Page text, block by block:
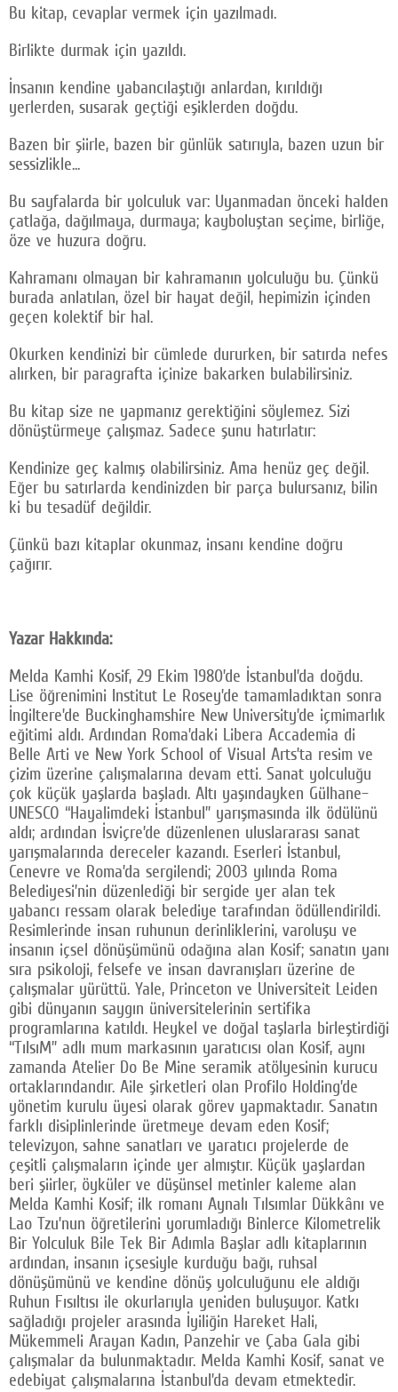
Bu kitap, cevaplar vermek için yazılmadı.
Birlikte durmak için yazıldı.
İnsanın kendine yabancılaştığı anlardan, kırıldığı
yerlerden, susarak geçtiği eşiklerden doğdu.
Bazen bir şiirle, bazen bir günlük satırıyla, bazen uzun bir
sessizlikle...
Bu sayfalarda bir yolculuk var: Uyanmadan önceki halden
çatlağa, dağılmaya, durmaya; kayboluştan seçime, birliğe,
öze ve huzura doğru.
Kahramanı olmayan bir kahramanın yolculuğu bu. Çünkü
burada anlatılan, özel bir hayat değil, hepimizin içinden
geçen kolektif bir hal.
Okurken kendinizi bir cümlede dururken, bir satırda nefes
alırken, bir paragrafta içinize bakarken bulabilirsiniz.
Bu kitap size ne yapmanız gerektiğini söylemez. Sizi
dönüştürmeye çalışmaz. Sadece şunu hatırlatır:
Kendinize geç kalmış olabilirsiniz. Ama henüz geç değil.
Eğer bu satırlarda kendinizden bir parça bulursanız, bilin
ki bu tesadüf değildir.
Çünkü bazı kitaplar okunmaz, insanı kendine doğru
çağırır.
Yazar Hakkında:
Melda Kamhi Kosif, 29 Ekim 1980’de İstanbul’da doğdu.
Lise öğrenimini Institut Le Rosey’de tamamladıktan sonra
İngiltere’de Buckinghamshire New University’de içmimarlık
eğitimi aldı. Ardından Roma’daki Libera Accademia di
Belle Arti ve New York School of Visual Arts’ta resim ve
çizim üzerine çalışmalarına devam etti. Sanat yolculuğu
çok küçük yaşlarda başladı. Altı yaşındayken Gülhane–
UNESCO “Hayalimdeki İstanbul” yarışmasında ilk ödülünü
aldı; ardından İsviçre’de düzenlenen uluslararası sanat
yarışmalarında dereceler kazandı. Eserleri İstanbul,
Cenevre ve Roma’da sergilendi; 2003 yılında Roma
Belediyesi’nin düzenlediği bir sergide yer alan tek
yabancı ressam olarak belediye tarafından ödüllendirildi.
Resimlerinde insan ruhunun derinliklerini, varoluşu ve
insanın içsel dönüşümünü odağına alan Kosif; sanatın yanı
sıra psikoloji, felsefe ve insan davranışları üzerine de
çalışmalar yürüttü. Yale, Princeton ve Universiteit Leiden
gibi dünyanın saygın üniversitelerinin sertifika
programlarına katıldı. Heykel ve doğal taşlarla birleştirdiği
“TılsıM” adlı mum markasının yaratıcısı olan Kosif, aynı
zamanda Atelier Do Be Mine seramik atölyesinin kurucu
ortaklarındandır. Aile şirketleri olan Profilo Holding’de
yönetim kurulu üyesi olarak görev yapmaktadır. Sanatın
farklı disiplinlerinde üretmeye devam eden Kosif;
televizyon, sahne sanatları ve yaratıcı projelerde de
çeşitli çalışmaların içinde yer almıştır. Küçük yaşlardan
beri şiirler, öyküler ve düşünsel metinler kaleme alan
Melda Kamhi Kosif; ilk romanı Aynalı Tılsımlar Dükkânı ve
Lao Tzu’nun öğretilerini yorumladığı Binlerce Kilometrelik
Bir Yolculuk Bile Tek Bir Adımla Başlar adlı kitaplarının
ardından, insanın içsesiyle kurduğu bağı, ruhsal
dönüşümünü ve kendine dönüş yolculuğunu ele aldığı
Ruhun Fısıltısı ile okurlarıyla yeniden buluşuyor. Katkı
sağladığı projeler arasında İyiliğin Hareket Hali,
Mükemmeli Arayan Kadın, Panzehir ve Çaba Gala gibi
çalışmalar da bulunmaktadır. Melda Kamhi Kosif, sanat ve
edebiyat çalışmalarına İstanbul’da devam etmektedir.